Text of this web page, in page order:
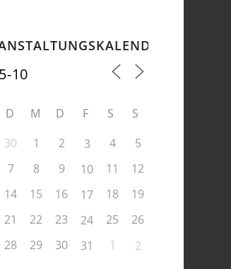
D M D F S
S
30 1 2 3 4
5
7 8 9 10 11
12
14 15 16 17 18
19
21 22 23 24 25
26
28 29 30 31 1 2